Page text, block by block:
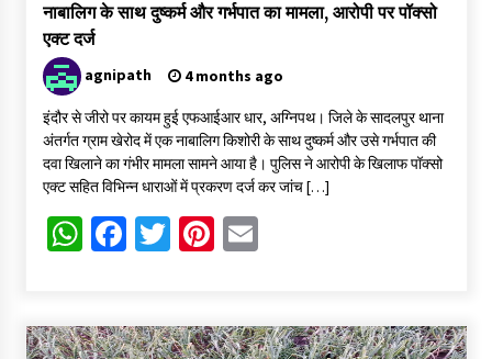
नाबालिग के साथ दुष्कर्म और गर्भपात का मामला, आरोपी पर पॉक्सो
एक्ट दर्ज
agnipath 4 months ago
इंदौर से जीरो पर कायम हुई एफआईआर धार, अग्निपथ। जिले के सादलपुर थाना
अंतर्गत ग्राम खेरोद में एक नाबालिग किशोरी के साथ दुष्कर्म और उसे गर्भपात की
दवा खिलाने का गंभीर मामला सामने आया है। पुलिस ने आरोपी के खिलाफ पॉक्सो
एक्ट सहित विभिन्न धाराओं में प्रकरण दर्ज कर जांच […]
WhatsApp
Facebook
TwitterPinterest
Email